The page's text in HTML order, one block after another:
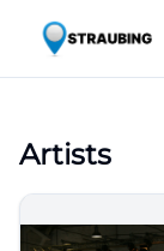
Artists